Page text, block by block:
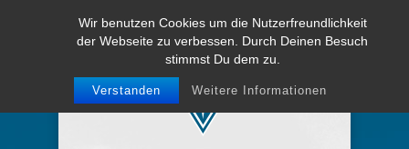
Wir benutzen Cookies um die Nutzerfreundlichkeit
der Webseite zu verbessen. Durch Deinen Besuch
stimmst Du dem zu.
Verstanden Weitere Informationen